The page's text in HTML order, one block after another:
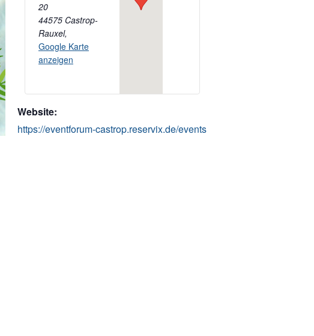
20
44575 Castrop-
Rauxel,
Google Karte
anzeigen
Website:
https://eventforum-castrop.reservix.de/events